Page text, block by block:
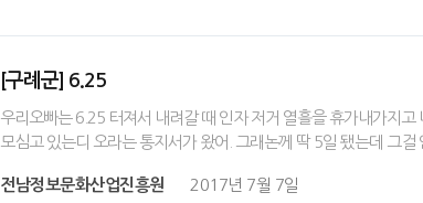
[구례군] 6.25
우리오빠는 6.25 터져서 내려갈 때 인자 저거 열흘을 휴가내가지
모심고 있는디 오라는 통지서가 왔어. 그래논께 딱 5일 됐는데 그
전남정보문화산업진흥원 2017년 7월 7일